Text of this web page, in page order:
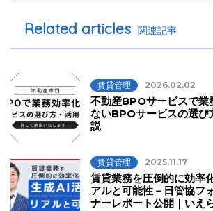
Related articles 関連記事
賃貸管理 2026.02.02
不動産BPOサービスで業
ないBPOサービスの選び
説
賃貸管理 2025.11.17
賃貸業務を圧倒的に効率
アルと可能性－日管協フ
ナーレポート公開｜いえ